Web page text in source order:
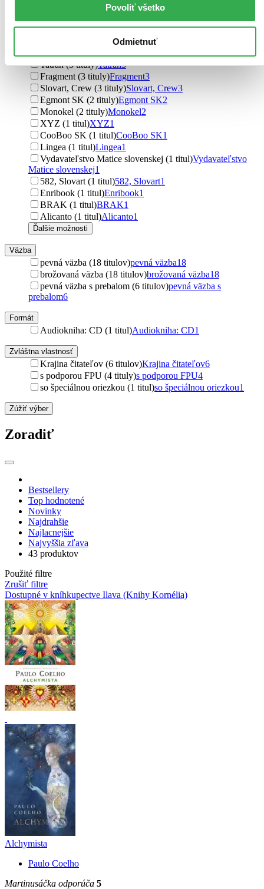
Povoliť všetko
Odmietnuť
Marvel1
Vydavateľstvo
Slovart19
Tatran (3 tituly)Tatran3
Fragment (3 tituly)Fragment3
Slovart, Crew (3 tituly)Slovart, Crew3
Egmont SK (2 tituly)Egmont SK2
Monokel (2 tituly)Monokel2
XYZ (1 titul)XYZ1
CooBoo SK (1 titul)CooBoo SK1
Lingea (1 titul)Lingea1
Vydavateľstvo Matice slovenskej (1 titul)Vydavateľstvo
Matice slovenskej1
582, Slovart (1 titul)582, Slovart1
Enribook (1 titul)Enribook1
BRAK (1 titul)BRAK1
Alicanto (1 titul)Alicanto1
Ďalšie možnosti
Väzba
pevná väzba (18 titulov)pevná väzba18
brožovaná väzba (18 titulov)brožovaná väzba18
pevná väzba s prebalom (6 titulov)pevná väzba s
prebalom6
Formát
Audiokniha: CD (1 titul)Audiokniha: CD1
Zvláštna vlastnosť
Krajina čitateľov (6 titulov)Krajina čitateľov6
s podporou FPU (4 tituly)s podporou FPU4
so špeciálnou oriezkou (1 titul)so špeciálnou oriezkou1
Zúžiť výber
Zoradiť
Bestsellery
Top hodnotené
Novinky
Najdrahšie
Najlacnejšie
Najvyššia zľava
43 produktov
Použité filtre
Zrušiť filtre
Dostupné v kníhkupectve Ilava (Knihy Kornélia)
Alchymista
Paulo Coelho
Martinusáčka odporúča 5